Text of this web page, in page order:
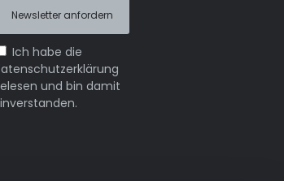
Ich habe die
und bin damit